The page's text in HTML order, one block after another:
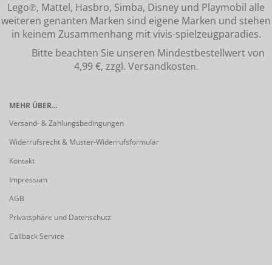
Lego℗, Mattel, Hasbro, Simba, Disney und Playmobil alle
weiteren genanten Marken sind eigene Marken und stehen
in keinem Zusammenhang mit vivis-spielzeugparadies.
Bitte beachten Sie unseren Mindestbestellwert von
4,99 €, zzgl. Versandkosten.
MEHR ÜBER...
Versand- & Zahlungsbedingungen
Widerrufsrecht & Muster-Widerrufsformular
Kontakt
Impressum
AGB
Privatsphäre und Datenschutz
Callback Service